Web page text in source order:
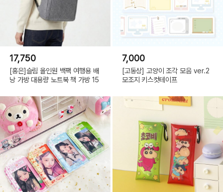
17,750
[홍은]슬림 올인원 백팩 여행용 배
낭 가방 대용량 노트북 책 가방 15
7,000
[고동상] 고양이 조각 모음 ver.2
모조지 키스컷테이프